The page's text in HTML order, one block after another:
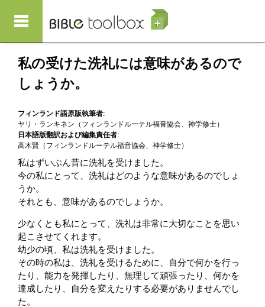
私の受けた洗礼には意味があるので
しょうか。
フィンランド語原版執筆者:
ヤリ・ランキネン（フィンランドルーテル福音協会、神学修士）
日本語版翻訳および編集責任者:
高木賢（フィンランドルーテル福音協会、神学修士）
私はずいぶん昔に洗礼を受けました。
今の私にとって、洗礼はどのような意味があるのでしょ
うか。
それとも、意味があるのでしょうか。
少なくとも私にとって、洗礼は非常に大切なことを思い
起こさせてくれます。
幼少の頃、私は洗礼を受けました。
その時の私は、洗礼を受けるために、自分で何かを行っ
たり、能力を発揮したり、無理して頑張ったり、何かを
達成したり、自分を変えたりする必要がありませんでし
た。